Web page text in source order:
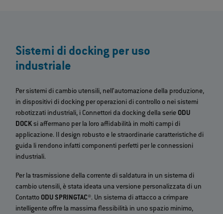
Sistemi di docking per uso
industriale
Per sistemi di cambio utensili, nell’automazione della produzione,
in dispositivi di docking per operazioni di controllo o nei sistemi
robotizzati industriali, i Connettori da docking della serie ODU
DOCKsi affermano per la loro affidabilità in molti campi di
applicazione. Il design robusto e le straordinarie caratteristiche di
guida li rendono infatti componenti perfetti per le connessioni
industriali.
Per la trasmissione della corrente di saldatura in un sistema di
cambio utensili, è stata ideata una versione personalizzata di un
Contatto ODU SPRINGTAC®. Un sistema di attacco a crimpare
intelligente offre la massima flessibilità in uno spazio minimo,